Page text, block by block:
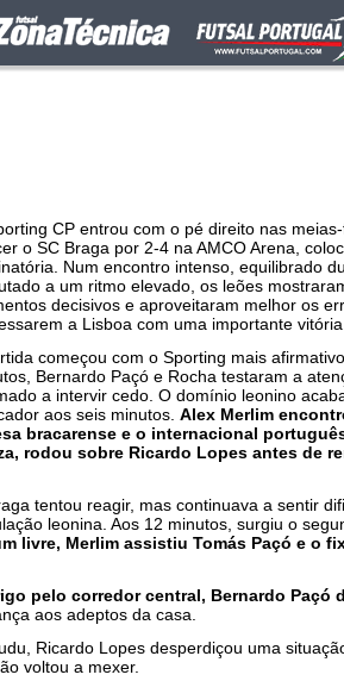
CP entrou com o pé direito nas
o SC Braga por 2-4 na AMCO Arena,
Num encontro intenso, equilibrado
a um ritmo elevado, os leões
decisivos e aproveitaram melhor os
a Lisboa com uma importante vitória.
começou com o Sporting mais
Bernardo Paçó e Rocha testaram a
a intervir cedo. O domínio leonino
aos seis minutos. Alex Merlim
bracarense e o internacional
rodou sobre Ricardo Lopes antes de
tentou reagir, mas continuava a sentir
leonina. Aos 12 minutos, surgiu o
livre, Merlim assistiu Tomás Paçó e o
pelo corredor central, Bernardo Paçó
aos adeptos da casa.
Ricardo Lopes desperdiçou uma
voltou a mexer.